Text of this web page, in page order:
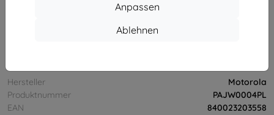
Anpassen
Ablehnen
Hersteller
Motorola
Produktnummer
PAJW0004PL
EAN
840023203558